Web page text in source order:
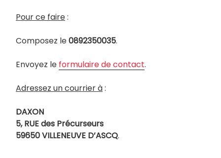
Pour ce faire:
Composez le0892350035.
Envoyez le formulaire de contact.
Adressez un courrier à:
DAXON
5, RUE des Précurseurs
59650 VILLENEUVE D’ASCQ.